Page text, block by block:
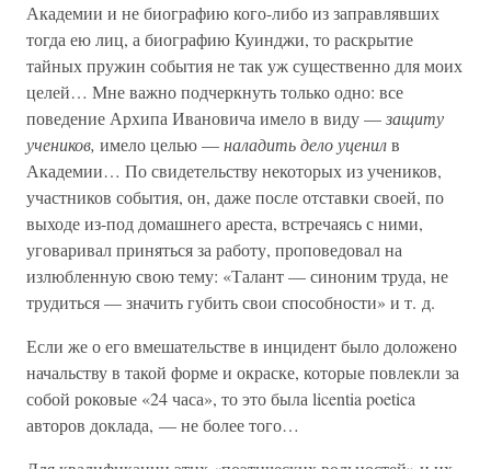
Академии и не биографию кого-либо из заправлявших
тогда ею лиц, а биографию Куинджи, то раскрытие
тайных пружин события не так уж существенно для моих
целей… Мне важно подчеркнуть только одно: все
поведение Архипа Ивановича имело в виду —защиту
учеников, имело целью —наладить дело уценилв
Академии… По свидетельству некоторых из учеников,
участников события, он, даже после отставки своей, по
выходе из-под домашнего ареста, встречаясь с ними,
уговаривал приняться за работу, проповедовал на
излюбленную свою тему: «Талант — синоним труда, не
трудиться — значить губить свои способности» и т. д.
Если же о его вмешательстве в инцидент было доложено
начальству в такой форме и окраске, которые повлекли за
собой роковые «24 часа», то это была licentia poetica
авторов доклада, — не более того…